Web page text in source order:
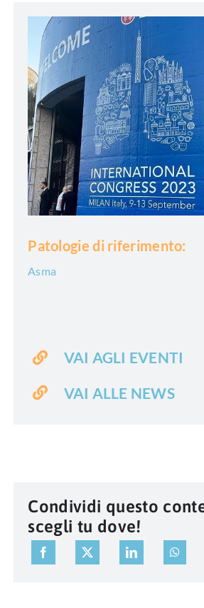
Patologie di riferimento:
Asma
VAI AGLI EVENTI
VAI ALLE NEWS
Condividi questo
scegli tu dove!